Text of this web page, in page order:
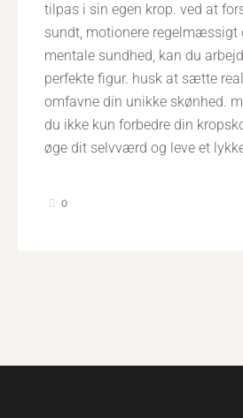
tilpas i sin egen krop. ved at
sundt, motionere regelmæssigt
mentale sundhed, kan du
perfekte figur. husk at sætte
omfavne din unikke skønhed.
du ikke kun forbedre din
øge dit selvværd og leve et
0